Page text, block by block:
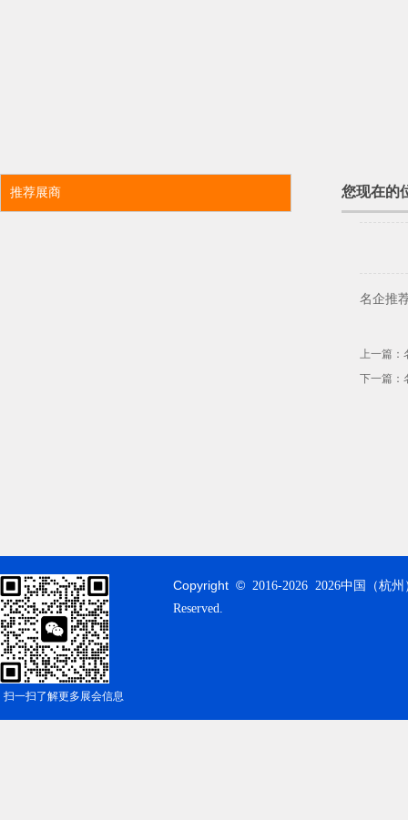
推荐展商 您现在的
名企推
上一篇：
下一篇：
扫一扫了解更多展会信息
Copyright © 2016-2026 2026中国（杭
Reserved.